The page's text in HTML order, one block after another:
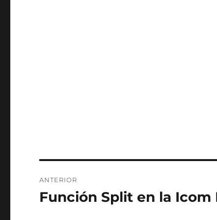
de
ANTERIOR
Entrada
Función Split en la Icom